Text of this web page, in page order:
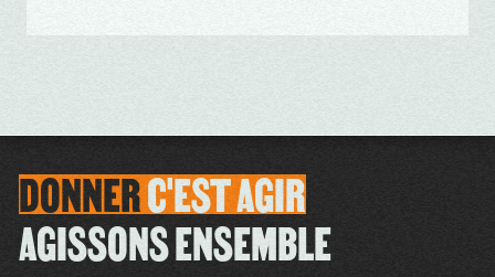
DONNERC'ESTAGIR
AGISSONS ENSEMBLE